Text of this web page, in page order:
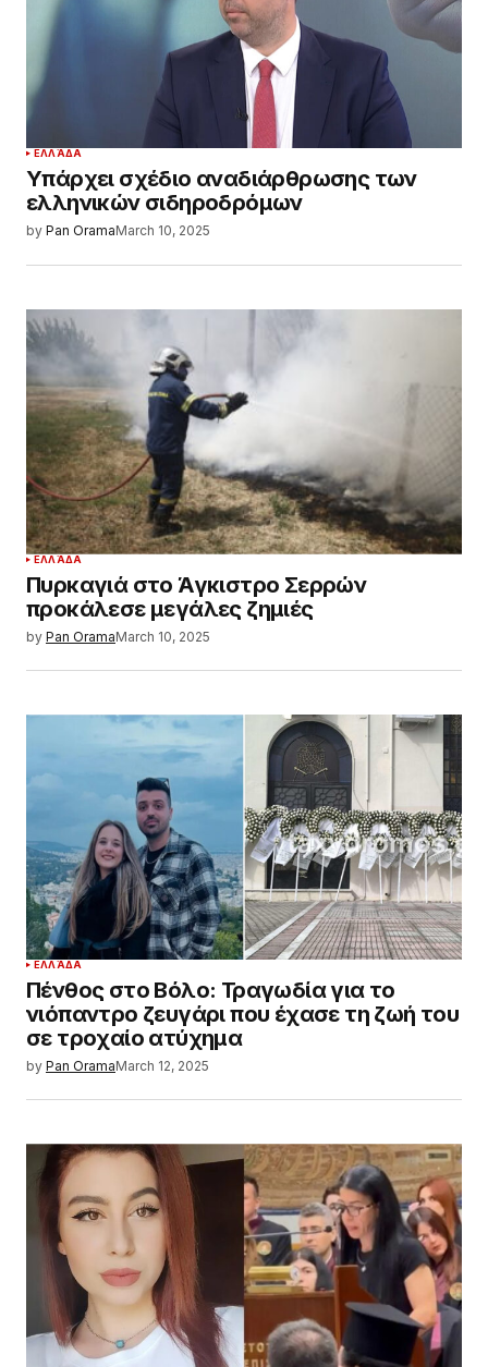
ΕΛΛΆΔΑ
Υπάρχει σχέδιο αναδιάρθρωσης των
ελληνικών σιδηροδρόμων
by Pan OramaMarch 10, 2025
ΕΛΛΆΔΑ
Πυρκαγιά στο Άγκιστρο Σερρών
προκάλεσε μεγάλες ζημιές
by Pan OramaMarch 10, 2025
ΕΛΛΆΔΑ
Πένθος στο Βόλο: Τραγωδία για το
νιόπαντρο ζευγάρι που έχασε τη ζωή του
σε τροχαίο ατύχημα
by Pan OramaMarch 12, 2025